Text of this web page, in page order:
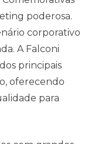
poderosa.
corporativo
A Falconi
principais
oferecendo
para